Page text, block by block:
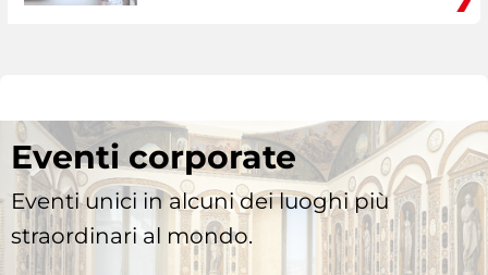
Eventi corporate
Eventi unici in alcuni dei luoghi più
straordinari al mondo.